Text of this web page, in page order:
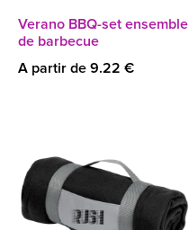
Verano BBQ-set ensemble
de barbecue
A partir de 9.22 €